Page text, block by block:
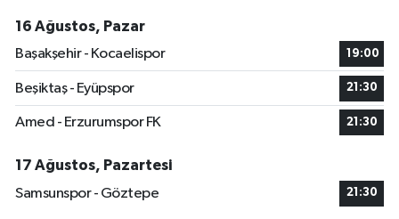
16 Ağustos, Pazar
Başakşehir - Kocaelispor
19:00
Beşiktaş - Eyüpspor 21:30
Amed - Erzurumspor FK 21:30
17 Ağustos, Pazartesi
Samsunspor - Göztepe
21:30